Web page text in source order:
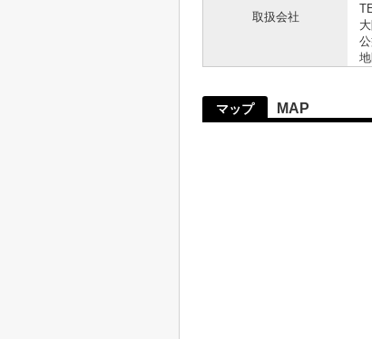
取扱会社
マップ MAP